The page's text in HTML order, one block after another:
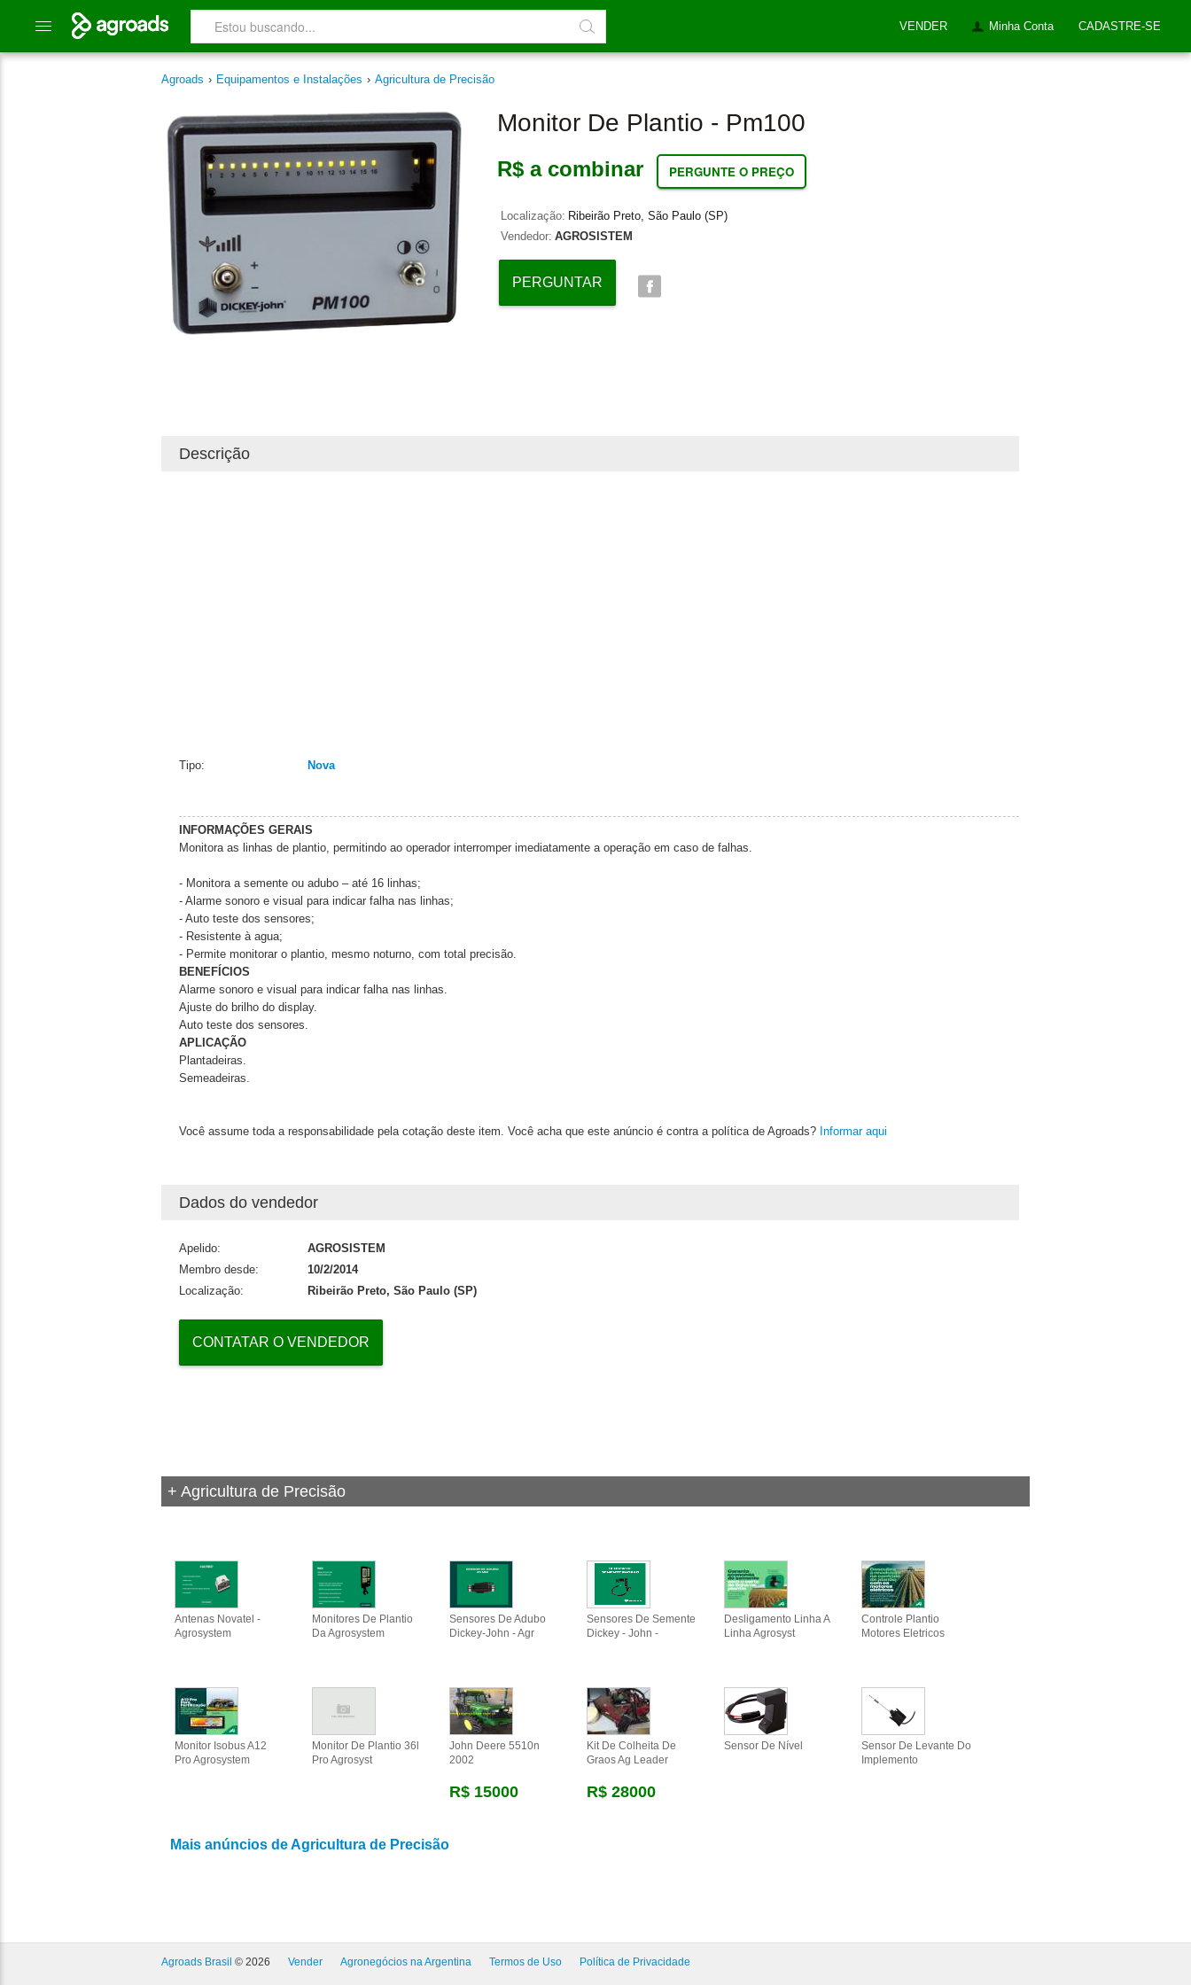
VENDER Minha Conta CADASTRE-SE
Agroads › Equipamentos e Instalações › Agricultura de Precisão
Monitor De Plantio - Pm100
R$ a combinar PERGUNTE O PREÇO
Localização: Ribeirão Preto, São Paulo (SP)
Vendedor: AGROSISTEM
PERGUNTAR
Descrição
Tipo: Nova
INFORMAÇÕES GERAIS
Monitora as linhas de plantio, permitindo ao operador interromper imediatamente a operação em caso de falhas.
- Monitora a semente ou adubo – até 16 linhas;
- Alarme sonoro e visual para indicar falha nas linhas;
- Auto teste dos sensores;
- Resistente à agua;
- Permite monitorar o plantio, mesmo noturno, com total precisão.
BENEFÍCIOS
Alarme sonoro e visual para indicar falha nas linhas.
Ajuste do brilho do display.
Auto teste dos sensores.
APLICAÇÃO
Plantadeiras.
Semeadeiras.
Você assume toda a responsabilidade pela cotação deste item. Você acha que este anúncio é contra a política de Agroads? Informar aqui
Dados do vendedor
Apelido:
AGROSISTEM
Membro desde:
10/2/2014
Localização:
Ribeirão Preto, São Paulo (SP)
CONTATAR O VENDEDOR
+ Agricultura de Precisão
Antenas Novatel -
Agrosystem
Monitores De Plantio
Da Agrosystem
Sensores De Adubo
Dickey-John - Agr
Sensores De Semente
Dickey - John -
Desligamento Linha A
Linha Agrosyst
Controle Plantio
Motores Eletricos
Monitor Isobus A12
Pro Agrosystem
Monitor De Plantio 36l
Pro Agrosyst
John Deere 5510n
2002
R$ 15000
Kit De Colheita De
Graos Ag Leader
R$ 28000
Sensor De Nível
Sensor De Levante Do
Implemento
Mais anúncios de Agricultura de Precisão
Agroads Brasil © 2026 Vender Agronegócios na Argentina Termos de Uso Política de Privacidade